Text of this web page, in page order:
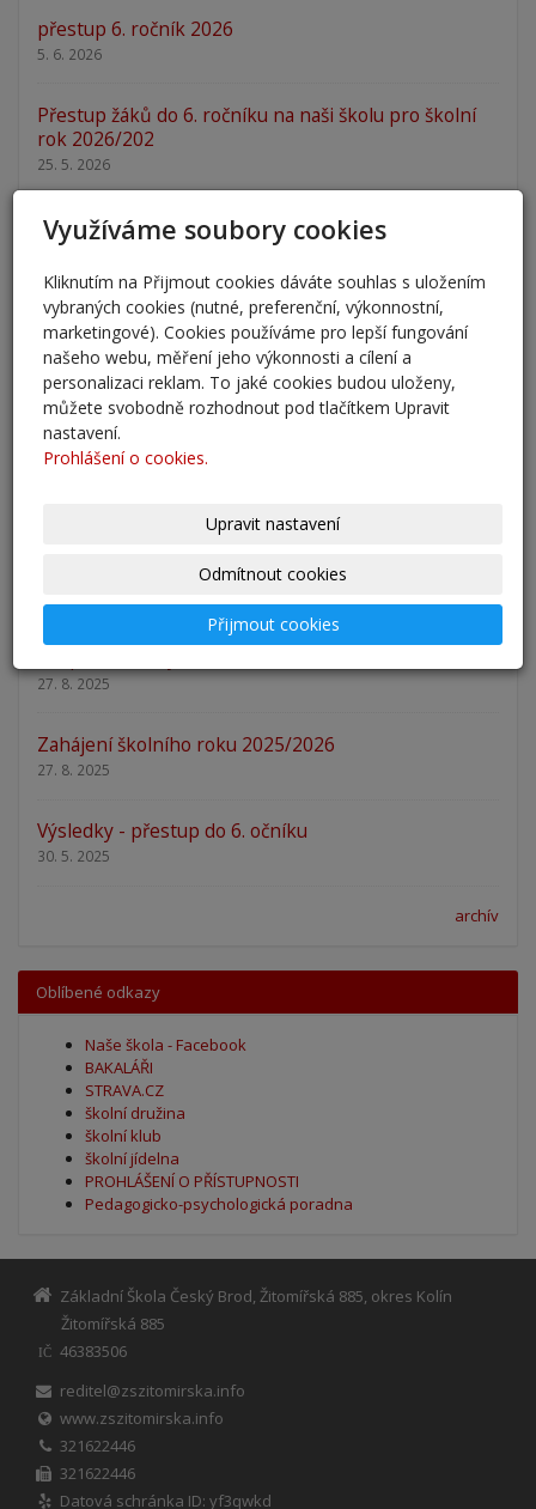
přestup 6. ročník 2026
5. 6. 2026
Přestup žáků do 6. ročníku na naši školu pro školní
rok 2026/202
25. 5. 2026
Odlišná organizace školního roku 2025/2026
27. 2. 2026
Zápis 2026 - výsledky
23. 2. 2026
Zápis 2026
14. 1. 2026
27. 8. 2025
Zahájení školního roku 2025/2026
27. 8. 2025
Výsledky - přestup do 6. očníku
30. 5. 2025
archív
Oblíbené odkazy
Naše škola - Facebook
BAKALÁŘI
STRAVA.CZ
školní družina
školní klub
školní jídelna
PROHLÁŠENÍ O PŘÍSTUPNOSTI
Pedagogicko-psychologická poradna
Základní Škola Český Brod, Žitomířská 885, okres Kolín
Žitomířská 885
IČ
46383506
reditel@zszitomirska.info
www.zszitomirska.info
321622446
321622446
Datová schránka ID: yf3qwkd
Využíváme soubory cookies
Kliknutím na Přijmout cookies dáváte souhlas s uložením
vybraných cookies (nutné, preferenční, výkonnostní,
marketingové). Cookies používáme pro lepší fungování
našeho webu, měření jeho výkonnosti a cílení a
personalizaci reklam. To jaké cookies budou uloženy,
můžete svobodně rozhodnout pod tlačítkem Upravit
nastavení.
Prohlášení o cookies.
Upravit nastavení
Odmítnout cookies
Přijmout cookies